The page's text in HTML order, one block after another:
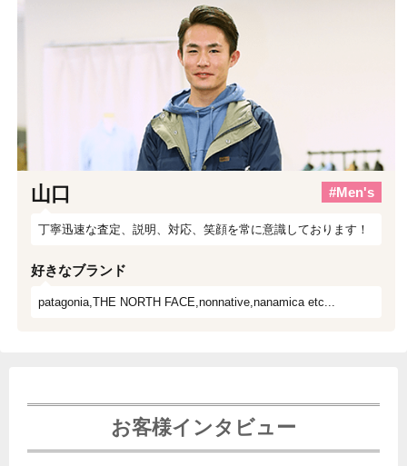
山口 #Men's
丁寧迅速な査定、説明、対応、笑顔を常に意識しております！
好きなブランド
patagonia,THE NORTH FACE,nonnative,nanamica etc...
お客様インタビュー